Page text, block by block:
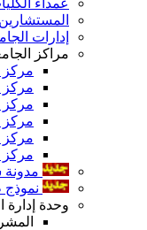
المستشارين
إدارات
مراكز
مركز
مركز
مركز
مركز
مركز
مركز
مدونة
نموذج
وحدة